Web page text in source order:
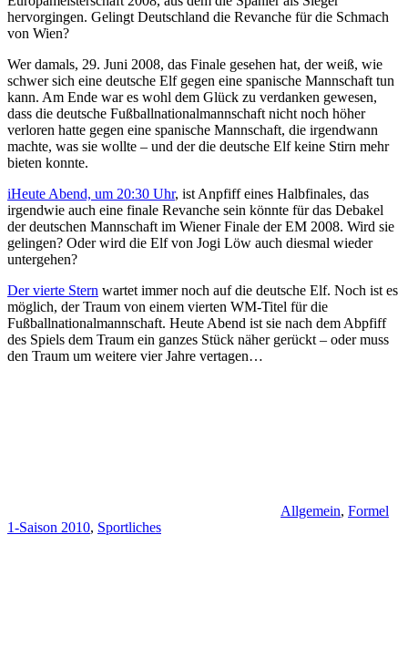
hervorgingen. Gelingt Deutschland die Revanche für die Schmach
von Wien?
Wer damals, 29. Juni 2008, das Finale gesehen hat, der weiß, wie
schwer sich eine deutsche Elf gegen eine spanische Mannschaft tun
kann. Am Ende war es wohl dem Glück zu verdanken gewesen,
dass die deutsche Fußballnationalmannschaft nicht noch höher
verloren hatte gegen eine spanische Mannschaft, die irgendwann
machte, was sie wollte – und der die deutsche Elf keine Stirn mehr
bieten konnte.
iHeute Abend, um 20:30 Uhr, ist Anpfiff eines Halbfinales, das
irgendwie auch eine finale Revanche sein könnte für das Debakel
der deutschen Mannschaft im Wiener Finale der EM 2008. Wird sie
gelingen? Oder wird die Elf von Jogi Löw auch diesmal wieder
untergehen?
Der vierte Stern wartet immer noch auf die deutsche Elf. Noch ist es
möglich, der Traum von einem vierten WM-Titel für die
Fußballnationalmannschaft. Heute Abend ist sie nach dem Abpfiff
des Spiels dem Traum ein ganzes Stück näher gerückt – oder muss
den Traum um weitere vier Jahre vertagen…
Allgemein, Formel
1-Saison 2010, Sportliches